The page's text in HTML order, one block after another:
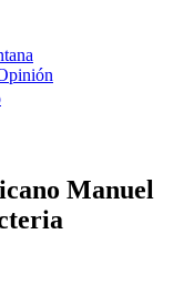
Manuel